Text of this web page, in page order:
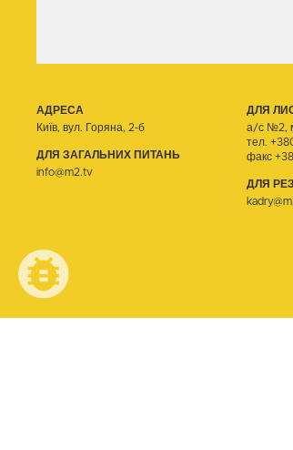
АДРЕСА
Київ, вул. Горяна, 2-б
ДЛЯ ЗАГАЛЬНИХ ПИТАНЬ
info@m2.tv
ДЛЯ
а/с №2,
тел.
факс
ДЛЯ